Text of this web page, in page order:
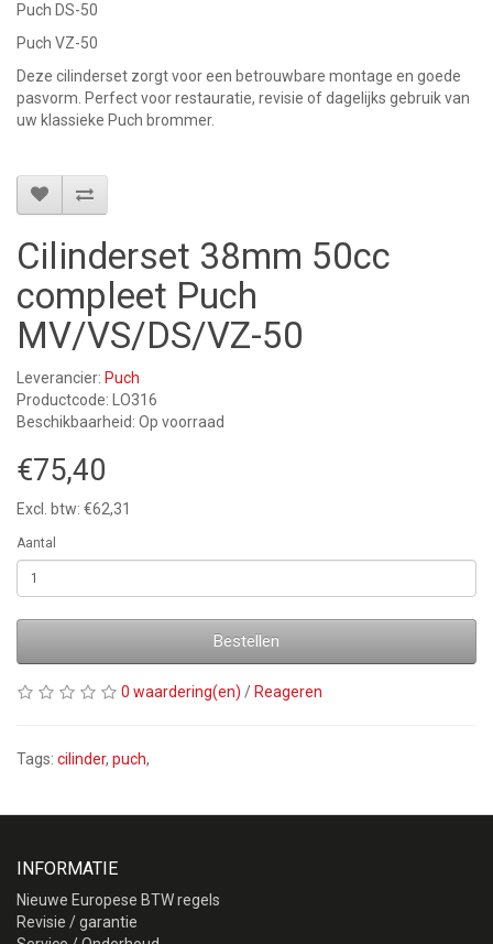
Puch DS-50
Puch VZ-50
Deze cilinderset zorgt voor een betrouwbare montage en goede
pasvorm. Perfect voor restauratie, revisie of dagelijks gebruik van
uw klassieke Puch brommer.
Cilinderset 38mm 50cc
compleet Puch
MV/VS/DS/VZ-50
Leverancier: Puch
Productcode: LO316
Beschikbaarheid: Op voorraad
€75,40
Excl. btw: €62,31
Aantal
Bestellen
0 waardering(en) / Reageren
Tags: cilinder, puch,
INFORMATIE
Nieuwe Europese BTW regels
Revisie / garantie